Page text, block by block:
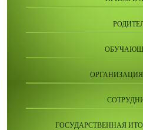
ГОСУДАРСТВЕННАЯ